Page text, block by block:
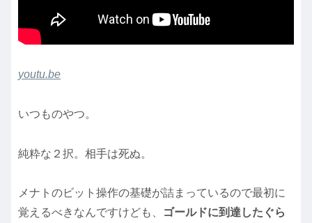
youtu.be
いつものやつ。
純粋な２択。相手は死ぬ。
メナトのビット操作の基礎が詰まっているので最初に
覚えるべきなんですけども、
ゴールドに到達したぐら